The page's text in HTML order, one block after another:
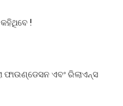
!
ଏବଂ ରିଲାଏନ୍ସ